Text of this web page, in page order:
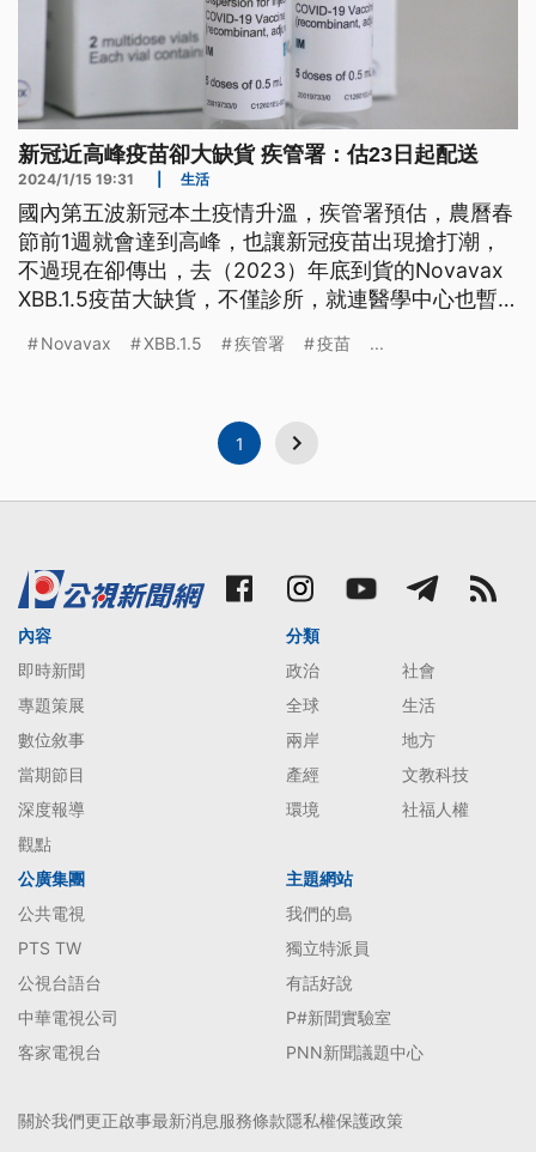
新冠近高峰疫苗卻大缺貨 疾管署：估23日起配送
2024/1/15 19:31 生活
國內第五波新冠本土疫情升溫，疾管署預估，農曆春
節前1週就會達到高峰，也讓新冠疫苗出現搶打潮，
不過現在卻傳出，去（2023）年底到貨的Novavax
XBB.1.5疫苗大缺貨，不僅診所，就連醫學中心也暫
疫苗，正在食藥署封緘檢驗，最快下週二（23日）就
Novavax XBB.1.5 疾管署 疫苗 ...
1
內容
即時新聞
專題策展
數位敘事
當期節目
深度報導
觀點
分類
政治
社會
全球
生活
兩岸
地方
產經
文教科技
環境
社福人權
公廣集團
公共電視
PTS TW
公視台語台
中華電視公司
客家電視台
主題網站
我們的島
獨立特派員
有話好說
P#新聞實驗室
PNN新聞議題中心
關於我們更正啟事最新消息服務條款隱私權保護政策